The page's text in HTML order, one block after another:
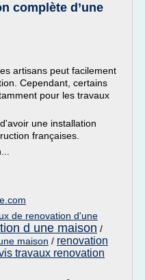
complète d’une
artisans peut facilement
Cependant, certains
pour les travaux
une installation
françaises.
de renovation d'une
d une maison /
maison / renovation
travaux renovation